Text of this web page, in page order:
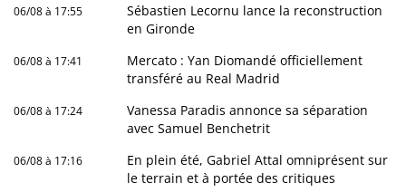
06/08 à 17:55
Sébastien Lecornu lance la reconstruction
en Gironde
06/08 à 17:41
Mercato : Yan Diomandé officiellement
transféré au Real Madrid
06/08 à 17:24
Vanessa Paradis annonce sa séparation
avec Samuel Benchetrit
06/08 à 17:16
En plein été, Gabriel Attal omniprésent sur
le terrain et à portée des critiques